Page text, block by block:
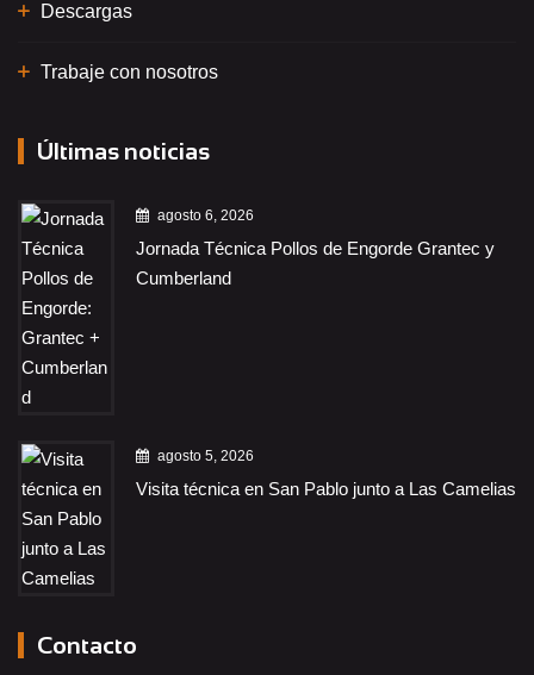
Descargas
Trabaje con nosotros
Últimas noticias
agosto 6, 2026
Jornada Técnica Pollos de Engorde Grantec y
Cumberland
agosto 5, 2026
Visita técnica en San Pablo junto a Las Camelias
Contacto